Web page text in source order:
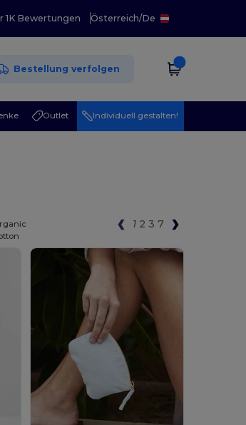
1K Bewertungen Österreich/De
Bestellung verfolgen
Outlet Individuell gestalten!
1 2 3 7